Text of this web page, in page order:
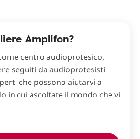
Amplifon?
centro audioprotesico,
seguiti da audioprotesisti
che possono aiutarvi a
in cui ascoltate il mondo che vi